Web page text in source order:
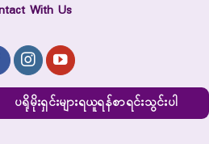
With Us
ပရိုမိုးရှင်းများရယူရန်စာရင်းသွင်းပါ